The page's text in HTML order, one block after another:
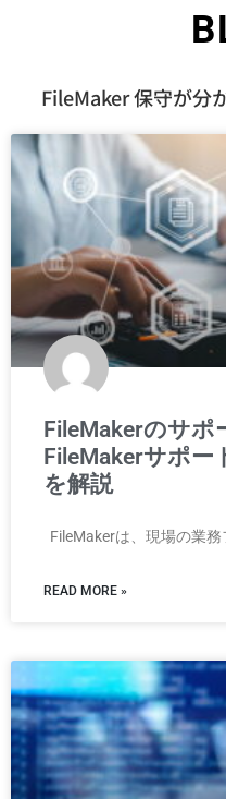
FileMaker 保守が分
FileMakerのサポ
FileMakerサポー
を解説
FileMakerは、現場の業
READ MORE »